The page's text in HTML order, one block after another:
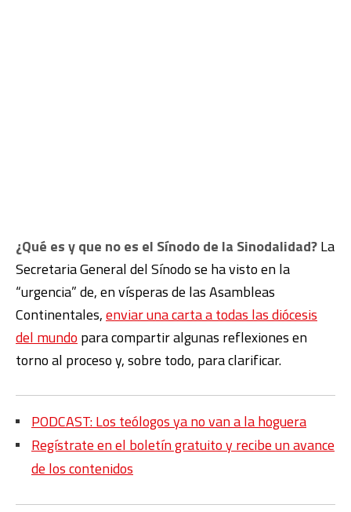
¿Qué es y que no es el Sínodo de la Sinodalidad?La
Secretaria General del Sínodo se ha visto en la
“urgencia” de, en vísperas de las Asambleas
Continentales,enviar una carta a todas las diócesis
del mundopara compartir algunas reflexiones en
torno al proceso y, sobre todo, para clarificar.
PODCAST: Los teólogos ya no van a la hoguera
Regístrate en el boletín gratuito y recibe un avance
de los contenidos